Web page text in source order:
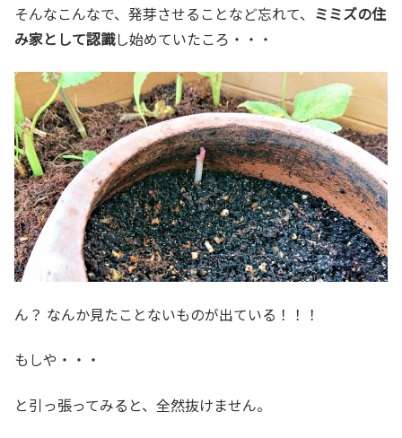
そんなこんなで、発芽させることなど忘れて、 ミミズの住
み家として認識し始めていたころ・・・
ん？ なんか見たことないものが出ている！！！
もしや・・・
と引っ張ってみると、全然抜けません。